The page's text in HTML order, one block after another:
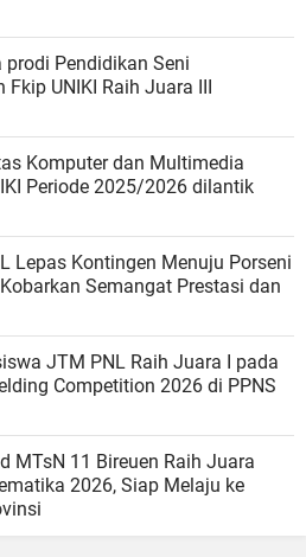
Pendidikan Seni
Fkip UNIKI Raih Juara III
Komputer dan Multimedia
UNIKI Periode 2025/2026 dilantik
Lepas Kontingen Menuju Porseni
Semangat Prestasi dan
JTM PNL Raih Juara I pada
Competition 2026 di PPNS
MTsN 11 Bireuen Raih Juara
2026, Siap Melaju ke